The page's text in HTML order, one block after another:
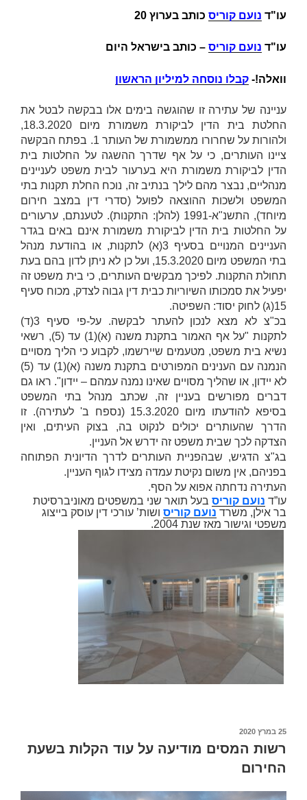
עו"ד נועם קוריס כותב בערוץ 20
עו"ד נועם קוריס – כותב בישראל היום
וואלה!- קבלו נוסחה למיליון הראשון
עניינה של עתירה זו שהוגשה בימים אלו בבקשה לבטל את
החלטת בית הדין לביקורת משמורת מיום 18.3.2020,
ולהורות על שחרורו ממשמורת של העותר 1. בפתח הבקשה
ציינו העותרים, כי על אף שדרך ההשגה על החלטות בית
הדין לביקורת משמורת היא בערעור לבית משפט לעניינים
מנהליים, נבצר מהם לילך בנתיב זה, נוכח החלת תקנות בתי
המשפט ולשכות ההוצאה לפועל (סדרי דין במצב חירום
מיוחד), התשנ"א-1991 (להלן:
התקנות). לטענתם, ערעורים
על החלטות בית הדין לביקורת משמורת אינם באים בגדר
העניינים המנויים בסעיף 3(א) לתקנות, או בהודעת מנהל
בתי המשפט מיום 15.3.2020, ועל כן לא ניתן לדון בהם בעת
תחולת התקנות. לפיכך מבקשים העותרים, כי בית משפט זה
יפעיל את סמכותו השיוריות כבית דין גבוה לצדק, מכוח סעיף
15(ג) לחוק יסוד: השפיטה.
בכ"צ לא מצא לנכון להעתר לבקשה. על-פי סעיף 3(ד)
לתקנות
"על אף האמור בתקנת משנה (א)(1) עד (5), רשאי
נשיא בית משפט, מטעמים שיירשמו, לקבוע כי הליך מסויים
הנמנה עם הענינים המפורטים בתקנת משנה (א)(1) עד (5)
לא יידון, או שהליך מסויים שאינו נמנה עמהם – יידון". ראו גם
דברים מפורשים בעניין זה, שכתב מנהל בתי המשפט
בסיפא להודעתו מיום 15.3.2020 (נספח ב' לעתירה). זו
הדרך שהעותרים יכולים לנקוט בה, בצוק העיתים, ואין
הצדקה לכך שבית משפט זה ידרש אל העניין.
בג"צ הדגיש, שבהפניית העותרים לדרך הדיונית הפתוחה
בפניהם, אין משום נקיטת עמדה מצידו לגוף העניין.
העתירה נדחתה אפוא על הסף.
עו”ד נועם קוריס בעל תואר שני במשפטים מאוניברסיטת
בר אילן, משרד נועם קוריס ושות’ עורכי דין עוסק בייצוג
משפטי וגישור מאז שנת 2004.
פורסם
25 במרץ 2020
רשות המסים מודיעה על עוד הקלות בשעת
החירום